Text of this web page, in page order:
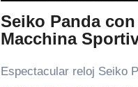
Seiko Panda
Macchina
Espectacular reloj Seiko Panda con dial blanco